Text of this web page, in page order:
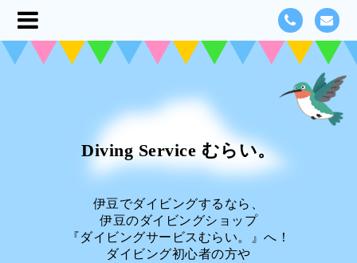
Diving Service むらい。
伊豆でダイビングするなら、
伊豆のダイビングショップ
『ダイビングサービスむらい。』へ！
ダイビング初心者の方や